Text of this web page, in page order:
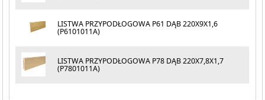
LISTWA PRZYPODŁOGOWA P61 DĄB 220X9X1,6
(P6101011A)
LISTWA PRZYPODŁOGOWA P78 DĄB 220X7,8X1,7
(P7801011A)